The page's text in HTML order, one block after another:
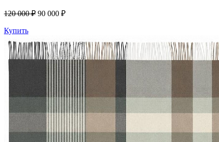
120 000 ₽ 90 000 ₽
Купить